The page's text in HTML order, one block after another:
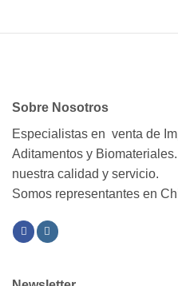
Sobre Nosotros
Especialistas en venta de
Aditamentos y
nuestra calidad y servicio.
Somos representantes en